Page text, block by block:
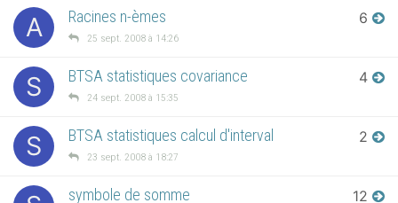
A Racines n-èmes
25 sept. 2008 à 14:26
6
S BTSA statistiques covariance
24 sept. 2008 à 15:35
4
S BTSA statistiques calcul d'interval
23 sept. 2008 à 18:27
2
symbole de somme 12